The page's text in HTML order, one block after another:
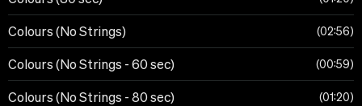
Colours (No Strings) 02:56
Colours (No Strings - 60 sec) 00:59
Colours (No Strings - 80 sec) 01:20